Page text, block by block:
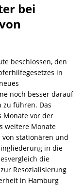
bei
beschlossen, den
in
noch besser darauf
zu führen. Das
Monate vor der
weitere Monate
stationären und
in die
die
Resozialisierung
in Hamburg